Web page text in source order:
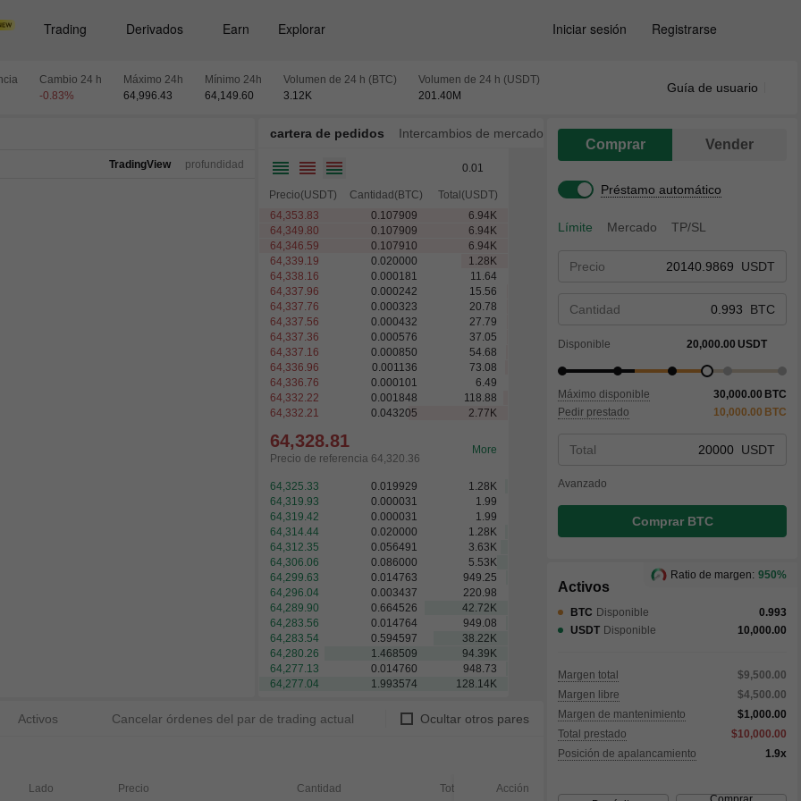
Trading Derivados Earn Explorar Iniciar sesión Registrarse
Cambio 24 h
-0.83%
Máximo 24h
64,996.43
Mínimo 24h
64,149.60
Volumen de 24 h (BTC)
3.12 K
Volumen de 24 h (USDT)
201.40 M
Guía de usuario
TradingView profundidad
cartera de pedidos Intercambios de mercado
0.01
Precio(USDT) Cantidad(BTC)
Total(USDT)
64,354.32
0.396975 25.54 K
64,353.83
0.107909 6.94 K
64,349.80
0.107909 6.94 K
64,339.19
0.020000 1.28 K
64,338.16
0.000181
11.64
64,337.96
0.000242
15.56
64,337.76
0.000323
20.78
64,337.56
0.000432
27.79
64,337.36
0.000576
37.05
64,337.16
0.000850
54.68
64,336.96
0.001136
73.08
64,336.76
0.000101
6.49
64,332.22
0.001848
118.88
64,332.21
0.043205 2.77 K
64,328.81
Precio de referencia 64,320.36
More
64,325.33 0.019929 1.28 K
64,319.93
0.000031
1.99
64,319.42
0.000031
1.99
64,314.44
0.020000 1.28 K
64,312.35
0.056491 3.63 K
64,306.06
0.107000 6.88 K
64,302.76
0.029529 1.89K
64,299.63
0.014763
949.25
64,296.04
0.003437
220.98
64,289.98
0.117379 7.54K
64,289.90
0.443018 28.48 K
64,286.69
0.029532 1.89 K
64,283.56
0.014764
949.08
64,283.54
0.594597 38.22 K
Activos Cancelar órdenes del par de trading actual Ocultar otros pares
Lado Precio Cantidad Total Acción
Comprar Vender
Préstamo automático
Límite Mercado TP/SL
Precio USDT
Cantidad BTC
Disponible 20,000.00 USDT
Máximo disponible 30,000.00 BTC
Pedir prestado
10,000.00 BTC
Total USDT
Avanzado
Comprar BTC
Activos
BTC Disponible
0.993
USDT Disponible 10,000.00
Margen total
$9,500.00
Margen libre
$4,500.00
Margen de mantenimiento
$1,000.00
Total prestado
$10,000.00
Posición de apalancamiento
1.9x
Ratio de margen: 950%